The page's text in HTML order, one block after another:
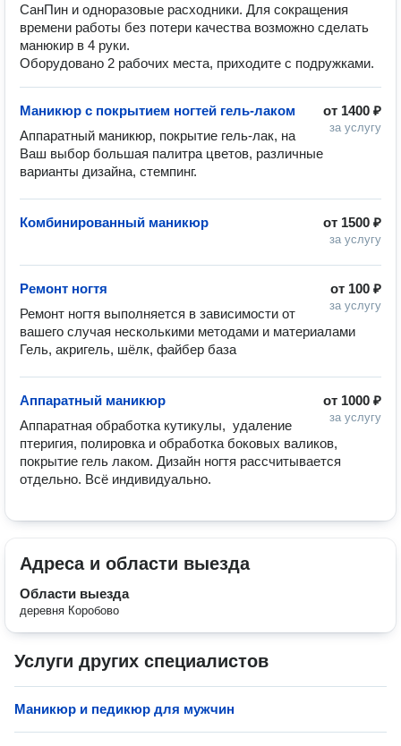
СанПин и одноразовые расходники. Для сокращения
времени работы без потери качества возможно сделать
манюкир в 4 руки.
Оборудовано 2 рабочих места, приходите с подружками.
от 1400 ₽
за услугу
Маникюр с покрытием ногтей гель-лаком
Аппаратный маникюр, покрытие гель-лак, на
Ваш выбор большая палитра цветов, различные
от 1500 ₽
за услугу
Комбинированный маникюр
от 100 ₽
за услугу
Ремонт ногтя
Ремонт ногтя выполняется в зависимости от
вашего случая несколькими методами и материалами
Гель, акригель, шёлк, файбер база
от 1000 ₽
за услугу
Аппаратный маникюр
Аппаратная обработка кутикулы,  удаление
птеригия, полировка и обработка боковых валиков,
покрытие гель лаком. Дизайн ногтя рассчитывается
отдельно. Всё индивидуально.
Адреса и области выезда
Области выезда
деревня Коробово
Услуги других специалистов
Маникюр и педикюр для мужчин